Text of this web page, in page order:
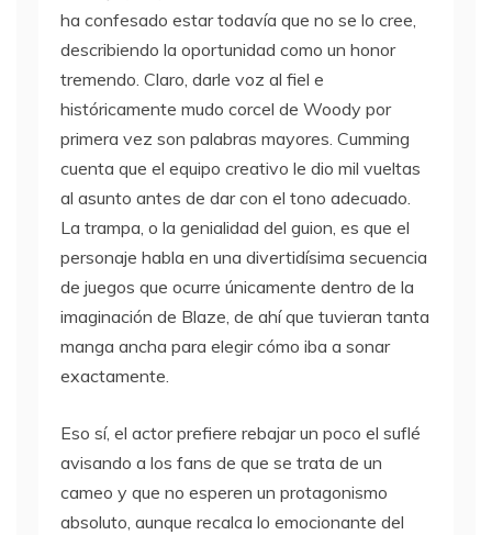
ha confesado estar todavía que no se lo cree,
describiendo la oportunidad como un honor
tremendo. Claro, darle voz al fiel e
históricamente mudo corcel de Woody por
primera vez son palabras mayores. Cumming
cuenta que el equipo creativo le dio mil vueltas
al asunto antes de dar con el tono adecuado.
La trampa, o la genialidad del guion, es que el
personaje habla en una divertidísima secuencia
de juegos que ocurre únicamente dentro de la
imaginación de Blaze, de ahí que tuvieran tanta
manga ancha para elegir cómo iba a sonar
exactamente.
Eso sí, el actor prefiere rebajar un poco el suflé
avisando a los fans de que se trata de un
cameo y que no esperen un protagonismo
absoluto, aunque recalca lo emocionante del